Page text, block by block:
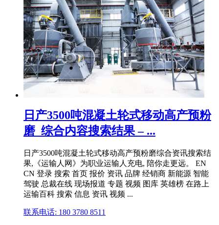
日产3500吨混凝土轮式移动高产预粉
磨_综合内容搜索结果 – ...
日产3500吨混凝土轮式移动高产预粉磨综合资讯搜索结
果,《运输人网》为职业运输人充电, 陪你走更远。 EN
CN 登录 搜索 首页 报价 资讯 品牌 经销商 新能源 智能
驾驶 总裁在线 现场报道 专题 视频 图库 英雄榜 在路上
运输百科 搜索 信息 资讯 视频 ...
联系电话: 180 3780 8511